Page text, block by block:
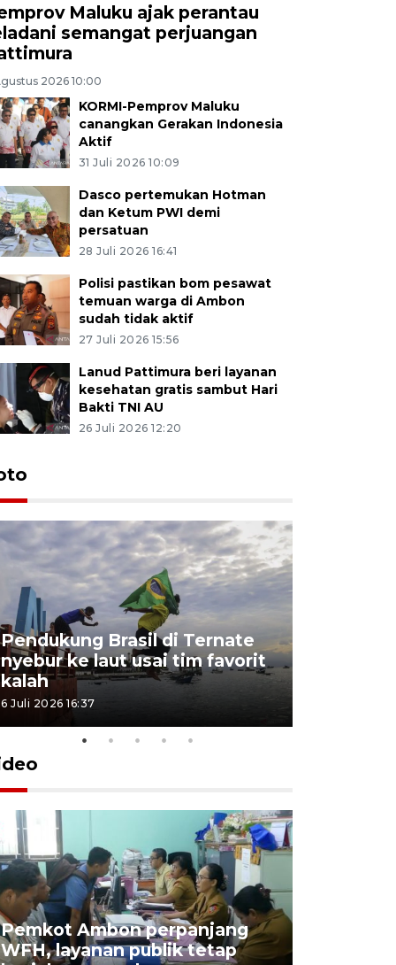
Maluku ajak perantau
semangat perjuangan
2026 10:00
KORMI-Pemprov Maluku
canangkan Gerakan Indonesia
Aktif
31 Juli 2026 10:09
Dasco pertemukan Hotman
dan Ketum PWI demi
persatuan
28 Juli 2026 16:41
Polisi pastikan bom pesawat
temuan warga di Ambon
sudah tidak aktif
27 Juli 2026 15:56
Lanud Pattimura beri layanan
kesehatan gratis sambut Hari
Bakti TNI AU
26 Juli 2026 12:20
Pendukung Brasil di Ternate
nyebur ke laut usai tim favorit
kalah
6 Juli 2026 16:37
Pemkot Ambon perpanjang
WFH, layanan publik tetap